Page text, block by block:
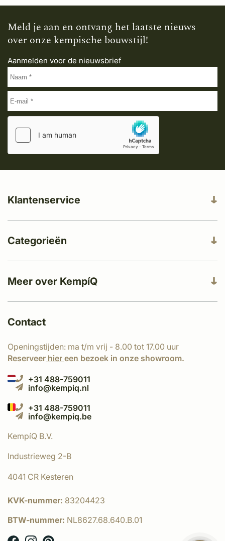
Meld je aan en ontvang het laatste nieuws
over onze kempische bouwstijl!
Aanmelden voor de nieuwsbrief
Meer over KempíQ
Klantenservice
Categorieën
Contact
Openingstijden: ma t/m vrij - 8.00 tot 17.00 uur
Reserveer hier een bezoek in onze showroom.
+31 488-759011
info@kempiq.nl
+31 488-759011
info@kempiq.be
KempíQ B.V.
Industrieweg 2-B
4041 CR Kesteren
KVK-nummer: 83204423
BTW-nummer: NL8627.68.640.B.01